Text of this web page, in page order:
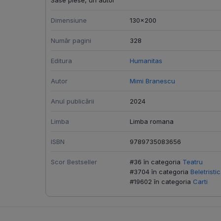
Dimensiune 130x200
Număr pagini 328
Editura Humanitas
Autor Mimi Branescu
Anul publicării 2024
Limba Limba romana
ISBN 9789735083656
Scor Bestseller #36 în categoria Teatru
#3704 în categoria
#19602 în categoria Carti